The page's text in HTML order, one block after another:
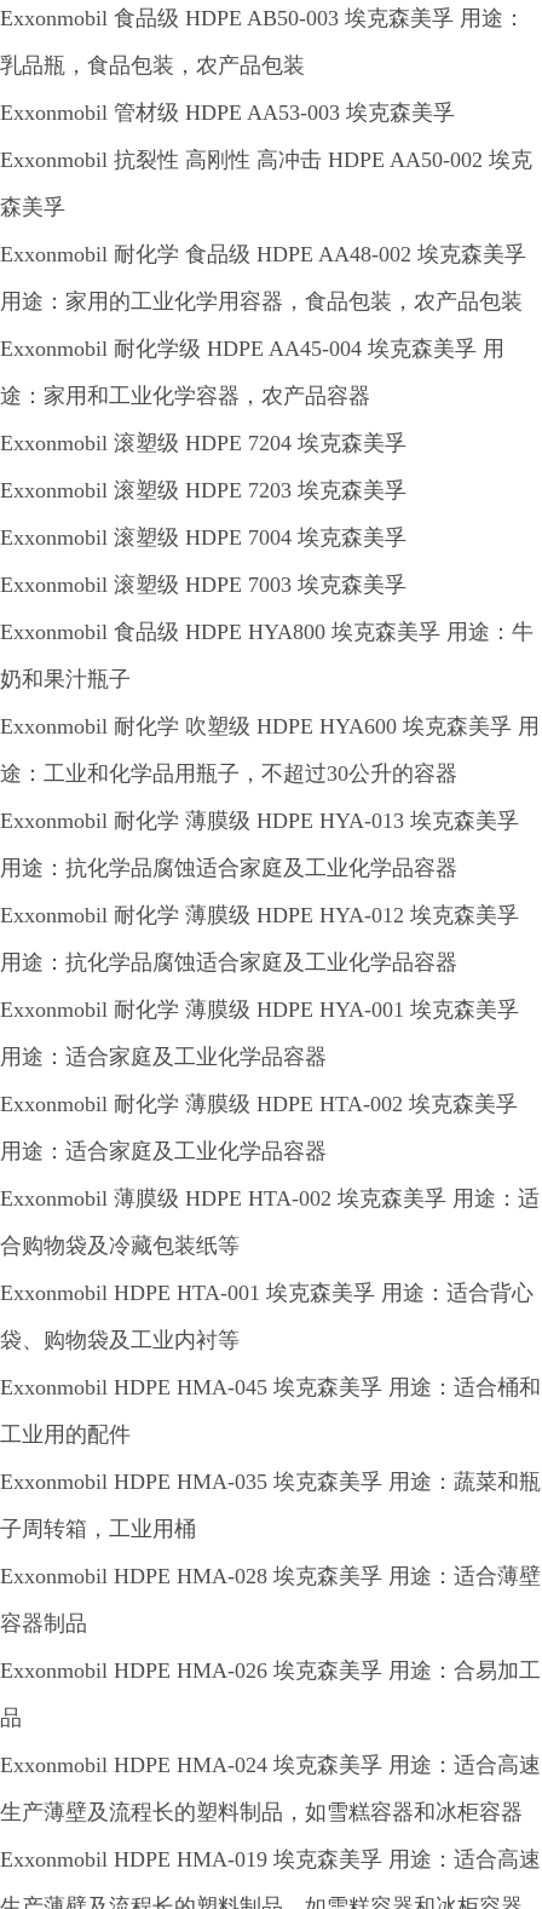
Exxonmobil 食品级 HDPE AB50-003 埃克森美孚 用途：
乳品瓶，食品包装，农产品包装
Exxonmobil 管材级 HDPE AA53-003 埃克森美孚
Exxonmobil 抗裂性 高刚性 高冲击 HDPE AA50-002 埃克
森美孚
Exxonmobil 耐化学 食品级 HDPE AA48-002 埃克森美孚
用途：家用的工业化学用容器，食品包装，农产品包装
Exxonmobil 耐化学级 HDPE AA45-004 埃克森美孚 用
途：家用和工业化学容器，农产品容器
Exxonmobil 滚塑级 HDPE 7204 埃克森美孚
Exxonmobil 滚塑级 HDPE 7203 埃克森美孚
Exxonmobil 滚塑级 HDPE 7004 埃克森美孚
Exxonmobil 滚塑级 HDPE 7003 埃克森美孚
Exxonmobil 食品级 HDPE HYA800 埃克森美孚 用途：牛
奶和果汁瓶子
Exxonmobil 耐化学 吹塑级 HDPE HYA600 埃克森美孚 用
途：工业和化学品用瓶子，不超过30公升的容器
Exxonmobil 耐化学 薄膜级 HDPE HYA-013 埃克森美孚
用途：抗化学品腐蚀适合家庭及工业化学品容器
Exxonmobil 耐化学 薄膜级 HDPE HYA-012 埃克森美孚
用途：抗化学品腐蚀适合家庭及工业化学品容器
Exxonmobil 耐化学 薄膜级 HDPE HYA-001 埃克森美孚
用途：适合家庭及工业化学品容器
Exxonmobil 耐化学 薄膜级 HDPE HTA-002 埃克森美孚
用途：适合家庭及工业化学品容器
Exxonmobil 薄膜级 HDPE HTA-002 埃克森美孚 用途：适
合购物袋及冷藏包装纸等
Exxonmobil HDPE HTA-001 埃克森美孚 用途：适合背心
袋、购物袋及工业内衬等
Exxonmobil HDPE HMA-045 埃克森美孚 用途：适合桶和
工业用的配件
Exxonmobil HDPE HMA-035 埃克森美孚 用途：蔬菜和瓶
子周转箱，工业用桶
Exxonmobil HDPE HMA-028 埃克森美孚 用途：适合薄壁
容器制品
Exxonmobil HDPE HMA-026 埃克森美孚 用途：合易加工
品
Exxonmobil HDPE HMA-024 埃克森美孚 用途：适合高速
生产薄壁及流程长的塑料制品，如雪糕容器和冰柜容器
Exxonmobil HDPE HMA-019 埃克森美孚 用途：适合高速